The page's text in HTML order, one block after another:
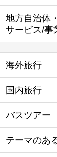
地方自治体
サービス/事
海外旅行
国内旅行
バスツアー
テーマのあ